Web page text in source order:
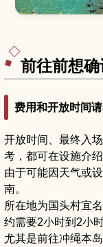
前往前想
费用和开放时间
开放时间、最终入
考，都可在设施介绍
由于可能因天气或
南。
所在地为国头村宜
约需要2小时到2小
尤其是前往冲绳本